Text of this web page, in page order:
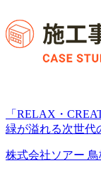
「RELAX・
緑が溢れる次世代
株式会社ソアー